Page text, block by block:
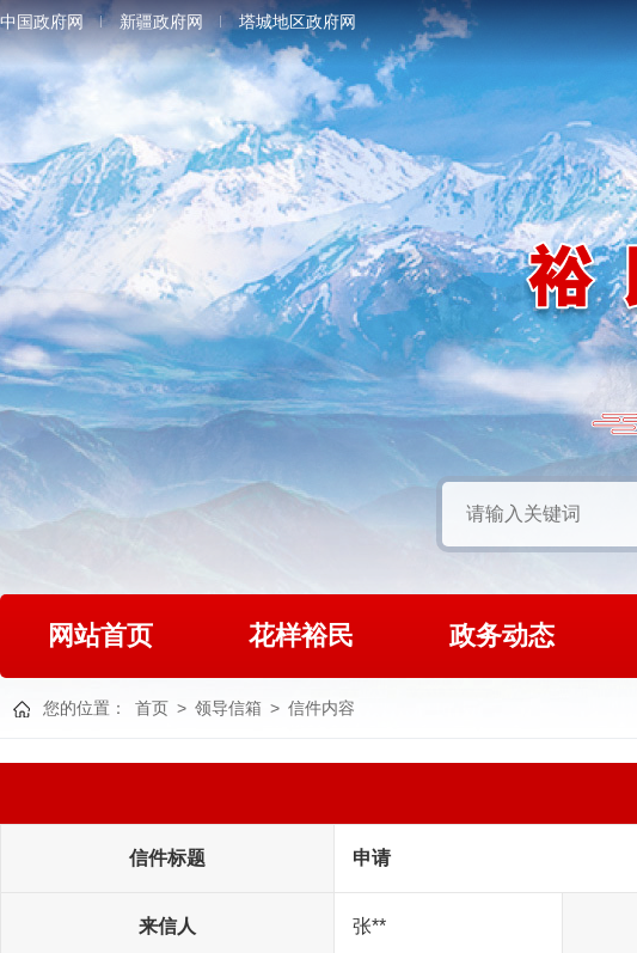
中国政府网 新疆政府网 塔城地区政府网
网站首页 花样裕民 政务动态
您的位置： 首页 > 领导信箱 > 信件内容
信件标题 申请
来信人 张**